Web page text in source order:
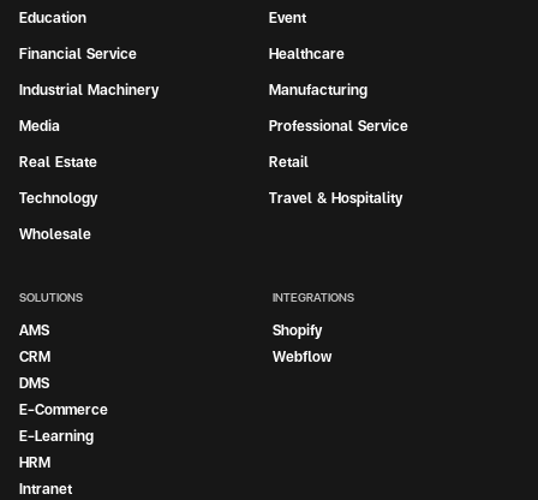
SOLUTIONS
AMS
CRM
DMS
E-Commerce
E-Learning
HRM
Intranet
INTEGRATIONS
Shopify
Webflow
Education
Event
Financial Service
Healthcare
Industrial Machinery
Manufacturing
Media
Professional Service
Real Estate
Retail
Technology
Travel & Hospitality
Wholesale